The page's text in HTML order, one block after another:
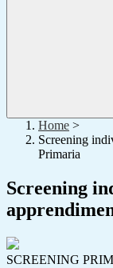
Home >
Screening
Primaria
Screening
SCREENING